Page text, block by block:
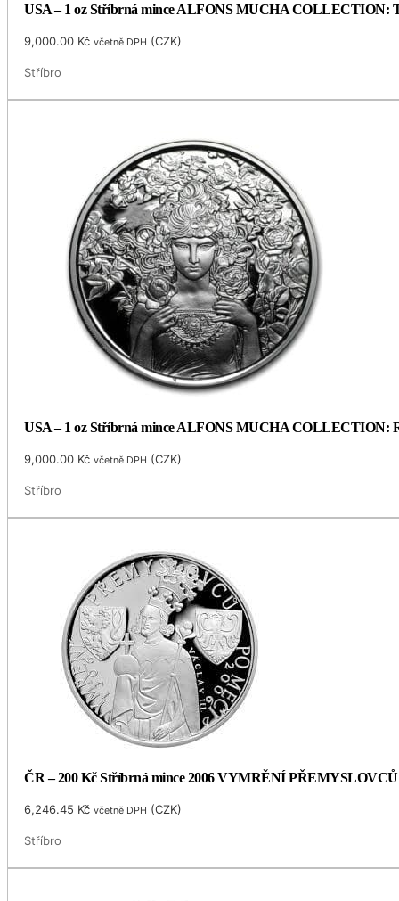
USA – 1 oz Stříbrná mince ALFONS MUCHA COLLECTION:
9,000.00 Kč včetně DPH (CZK)
Stříbro
USA – 1 oz Stříbrná mince ALFONS MUCHA COLLECTION:
9,000.00 Kč včetně DPH (CZK)
Stříbro
ČR – 200 Kč Stříbrná mince 2006 VYMRĚNÍ
6,246.45 Kč včetně DPH (CZK)
Stříbro